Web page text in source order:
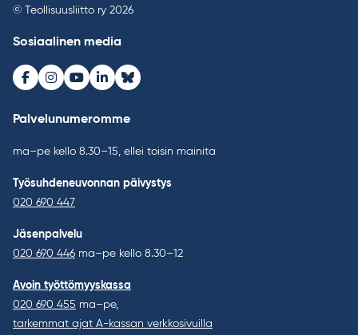
© Teollisuusliitto ry 2026
Sosiaalinen media
Facebook
Instagram
Youtube
LinkedInBluesky
Palvelunumeromme
ma–pe kello 8.30–15, ellei toisin mainita
Työsuhdeneuvonnan päivystys
020 690 447
Jäsenpalvelu
020 690 446 ma–pe kello 8.30–12
Avoin työttömyyskassa
020 690 455 ma–pe,
tarkemmat ajat A-kassan verkkosivuilla